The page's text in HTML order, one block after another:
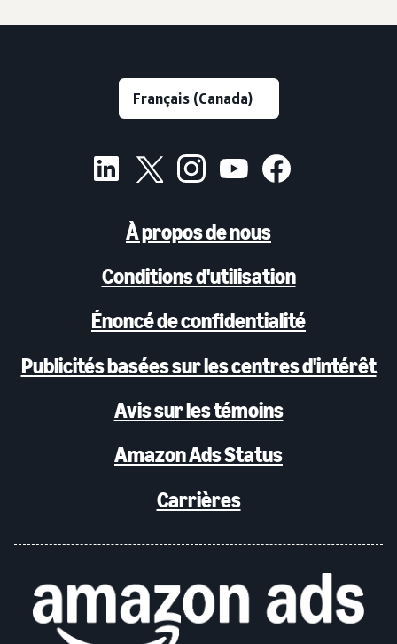
À propos de nous
Conditions d'utilisation
Énoncé de confidentialité
Publicités basées sur les centres d'intérêt
Avis sur les témoins
Amazon Ads Status
Carrières